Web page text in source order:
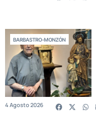
BARBASTRO-MONZÓN
4 Agosto 2026